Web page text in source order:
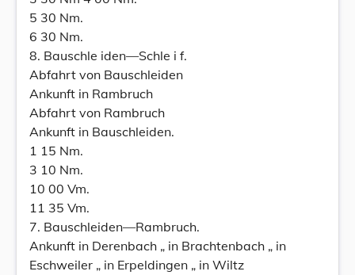
5 30 Nm.
6 30 Nm.
8. Bauschle iden—Schle i f.
Abfahrt von Bauschleiden
Ankunft in Rambruch
Abfahrt von Rambruch
Ankunft in Bauschleiden.
1 15 Nm.
3 10 Nm.
10 00 Vm.
11 35 Vm.
7. Bauschleiden—Rambruch.
Ankunft in Derenbach „ in Brachtenbach „ in
Eschweiler „ in Erpeldingen „ in Wiltz